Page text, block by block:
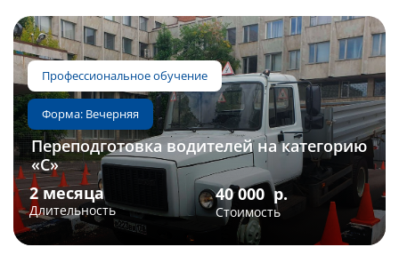
Форма: Вечерняя
3 месяца
Длительность
60 000р.
Стоимость
Переподготовка водителей на категорию
«С»